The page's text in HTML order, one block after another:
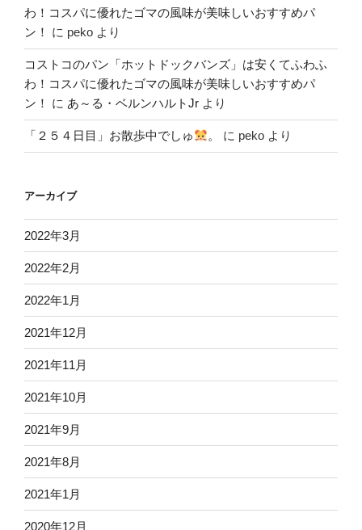
わ！コスパに優れたゴマの風味が美味しいおすすめパ
ン！
に peko より
コストコのパン「ホットドックバンズ」は安くてふわふ
わ！コスパに優れたゴマの風味が美味しいおすすめパ
ン！
に あ～る・ベルンハルトJr より
「２５４日目」お散歩中でしゅ 。 に peko より
アーカイブ
2022年3月
2022年2月
2022年1月
2021年12月
2021年11月
2021年10月
2021年9月
2021年8月
2021年1月
2020年12月